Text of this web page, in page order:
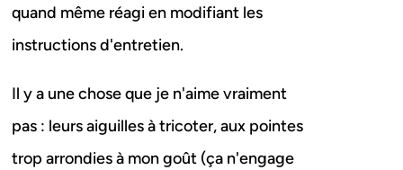
quand même réagi en modifiant les
instructions d'entretien.
Il y a une chose que je n'aime vraiment
pas : leurs aiguilles à tricoter, aux pointes
trop arrondies à mon goût (ça n'engage